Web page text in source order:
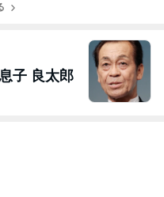
すよ
子 良太郎